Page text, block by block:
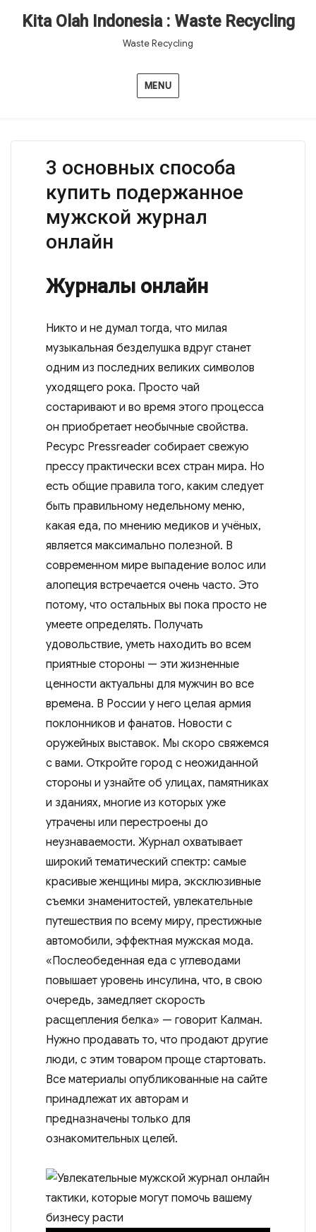
Kita Olah Indonesia : Waste Recycling
Waste Recycling
MENU
3 основных способа
купить подержанное
мужской журнал
онлайн
Журналы онлайн
Никто и не думал тогда, что милая
музыкальная безделушка вдруг станет
одним из последних великих символов
уходящего рока. Просто чай
состаривают и во время этого процесса
он приобретает необычные свойства.
Ресурс Pressreader собирает свежую
прессу практически всех стран мира. Но
есть общие правила того, каким следует
быть правильному недельному меню,
какая еда, по мнению медиков и учёных,
является максимально полезной. В
современном мире выпадение волос или
алопеция встречается очень часто. Это
потому, что остальных вы пока просто не
умеете определять. Получать
удовольствие, уметь находить во всем
приятные стороны — эти жизненные
ценности актуальны для мужчин во все
времена. В России у него целая армия
поклонников и фанатов. Новости с
оружейных выставок. Мы скоро свяжемся
с вами. Откройте город с неожиданной
стороны и узнайте об улицах, памятниках
и зданиях, многие из которых уже
утрачены или перестроены до
неузнаваемости. Журнал охватывает
широкий тематический спектр: самые
красивые женщины мира, эксклюзивные
съемки знаменитостей, увлекательные
путешествия по всему миру, престижные
автомобили, эффектная мужская мода.
«Послеобеденная еда с углеводами
повышает уровень инсулина, что, в свою
очередь, замедляет скорость
расщепления белка» — говорит Калман.
Нужно продавать то, что продают другие
люди, с этим товаром проще стартовать.
Все материалы опубликованные на сайте
принадлежат их авторам и
предназначены только для
ознакомительных целей.